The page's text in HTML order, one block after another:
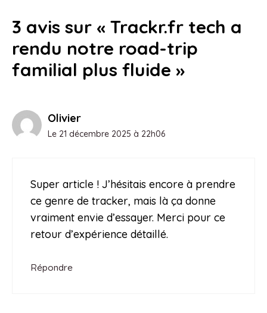
3 avis sur « Trackr.fr tech a
rendu notre road-trip
familial plus fluide »
Olivier
Le 21 décembre 2025 à 22h06
Super article ! J’hésitais encore à prendre
ce genre de tracker, mais là ça donne
vraiment envie d’essayer. Merci pour ce
retour d’expérience détaillé.
Répondre